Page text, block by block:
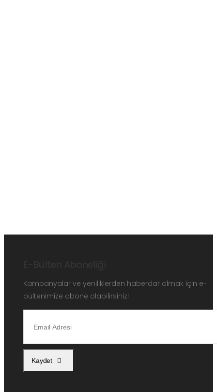
Kampanyalar ve yeniliklerden haberdar olmak için e-
bültenimize abone olabilirsiniz!
Kaydet